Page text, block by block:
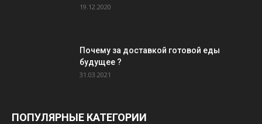
19.12.2020
Почему за доставкой готовой еды
будущее ?
31.03.2021
ПОПУЛЯРНЫЕ КАТЕГОРИИ